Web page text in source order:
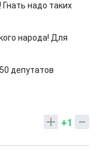
надо таких
народа! Для
депутатов
+1